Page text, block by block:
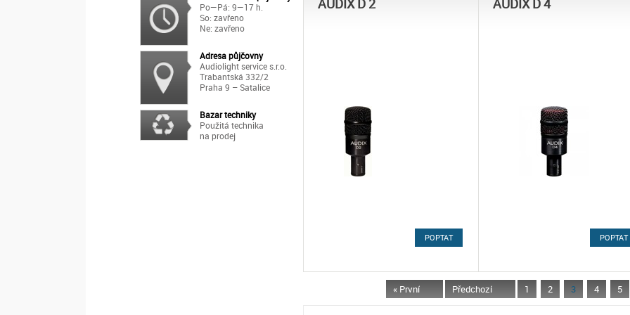
Po—Pá: 9—17 h.
So: zavřeno
Ne: zavřeno
Adresa půjčovny
Audiolight service s.r.o.
Trabantská 332/2
Praha 9 – Satalice
Bazar techniky
Použitá technika
na prodej
AUDIX D 2
POPTAT
AUDIX D 4
POPTAT
« První Předchozí 1 2 3 4 5